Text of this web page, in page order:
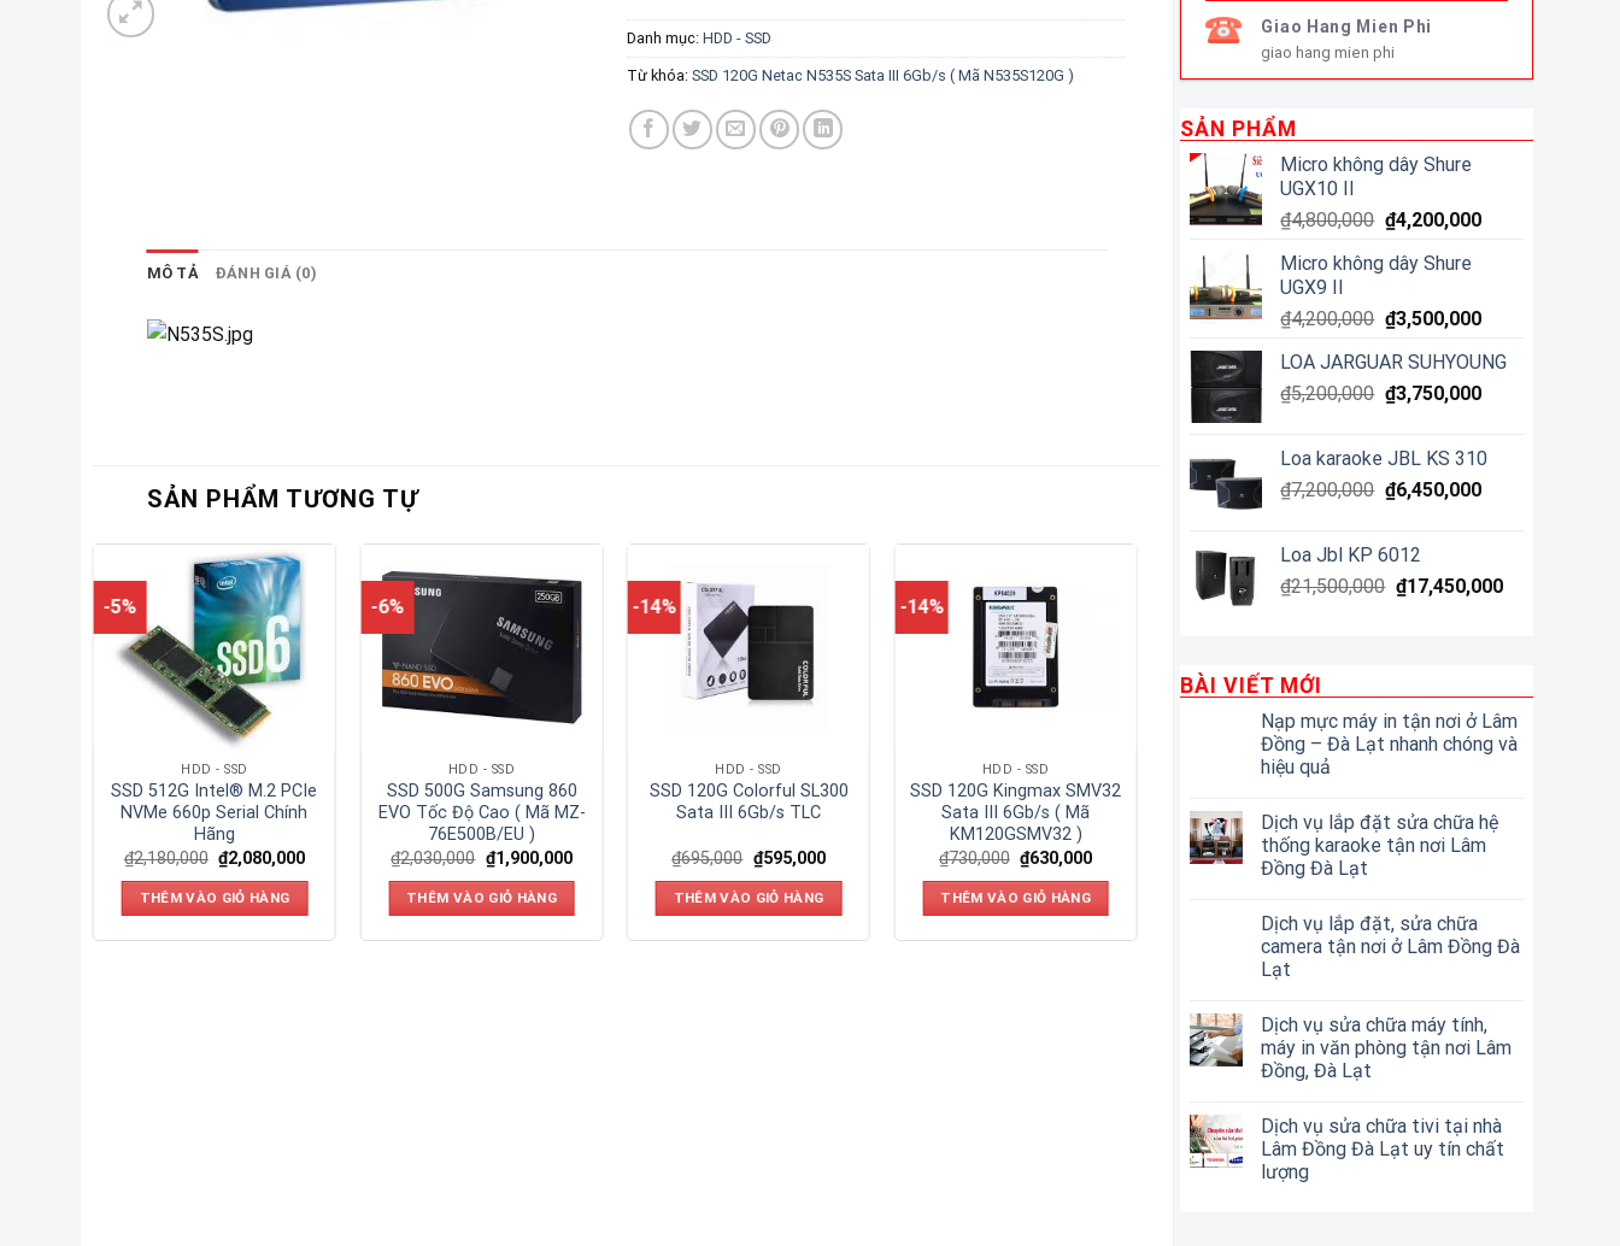
Giao Hang Mien Phi
giao hang mien phi
SẢN PHẨM
Micro không dây Shure
UGX10 II
₫4,800,000 ₫4,200,000
Micro không dây Shure
UGX9 II
₫4,200,000 ₫3,500,000
LOA JARGUAR SUHYOUNG
₫5,200,000 ₫3,750,000
Loa karaoke JBL KS 310
₫7,200,000 ₫6,450,000
Loa Jbl KP 6012
₫21,500,000 ₫17,450,000
BÀI VIẾT MỚI
Nạp mực máy in tận nơi ở Lâm
Đồng – Đà Lạt nhanh chóng và
hiệu quả
Dịch vụ lắp đặt sửa chữa hệ
thống karaoke tận nơi Lâm
Đồng Đà Lạt
Dịch vụ lắp đặt, sửa chữa
camera tận nơi ở Lâm Đồng Đà
Lạt
Dịch vụ sửa chữa máy tính,
máy in văn phòng tận nơi Lâm
Đồng, Đà Lạt
Dịch vụ sửa chữa tivi tại nhà
Lâm Đồng Đà Lạt uy tín chất
lượng
Danh mục:HDD - SSD
Từ khóa:SSD 120G Netac N535S Sata III 6Gb/s ( Mã N535S120G )
MÔ TẢ ĐÁNH GIÁ (0)
SẢN PHẨM TƯƠNG TỰ
-5%
HDD - SSD
SSD 512G Intel® M.2 PCIe
NVMe 660p Serial Chính
Hãng
₫2,180,000 ₫2,080,000
THÊM VÀO GIỎ HÀNG
-6%
HDD - SSD
SSD 500G Samsung 860
EVO Tốc Độ Cao ( Mã MZ-
76E500B/EU )
₫2,030,000 ₫1,900,000
THÊM VÀO GIỎ HÀNG
-14%
HDD - SSD
SSD 120G Colorful SL300
Sata III 6Gb/s TLC
₫695,000 ₫595,000
THÊM VÀO GIỎ HÀNG
-14%
HDD - SSD
SSD 120G Kingmax SMV32
Sata III 6Gb/s ( Mã
KM120GSMV32 )
₫730,000 ₫630,000
THÊM VÀO GIỎ HÀNG